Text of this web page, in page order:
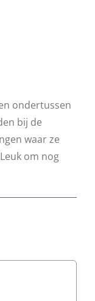
ondertussen
bij de
waar ze
om nog